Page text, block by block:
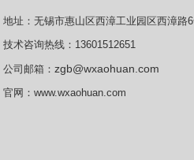
地址：无锡市惠山区西漳工业园区西漳路
技术咨询热线：13601512651
公司邮箱： zgb@wxaohuan.com
官网： www.wxaohuan.com